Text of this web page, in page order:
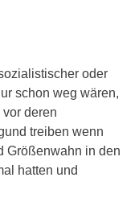
oder
schon weg wären,
deren
treiben wenn
Größenwahn in den
hatten und